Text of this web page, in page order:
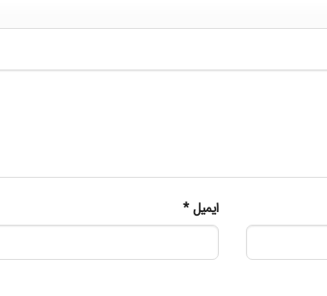
ایمیل*